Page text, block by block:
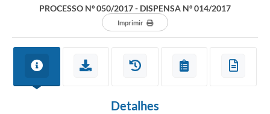
PROCESSO Nº 050/2017 - DISPENSA Nº 014/2017
Imprimir
Detalhes